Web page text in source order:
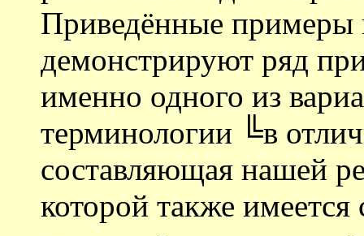
Приведённые примеры
демонстрируют ряд
именно одного из
терминологии ╚в
составляющая нашей
которой также